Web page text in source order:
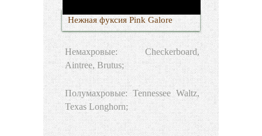
Нежная фуксия Pink Galore
Немахровые: Checkerboard,
Aintree, Brutus;
Полумахровые: Tennessee Waltz,
Texas Longhorn;